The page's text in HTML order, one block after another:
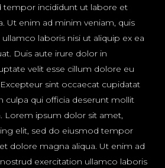
tempor incididunt ut labore et
Ut enim ad minim veniam, quis
laboris nisi ut aliquip ex ea
Duis aute irure dolor in
velit esse cillum dolore eu
sint occaecat cupidatat
culpa qui officia deserunt mollit
Lorem ipsum dolor sit amet,
elit, sed do eiusmod tempor
dolore magna aliqua. Ut enim ad
exercitation ullamco laboris